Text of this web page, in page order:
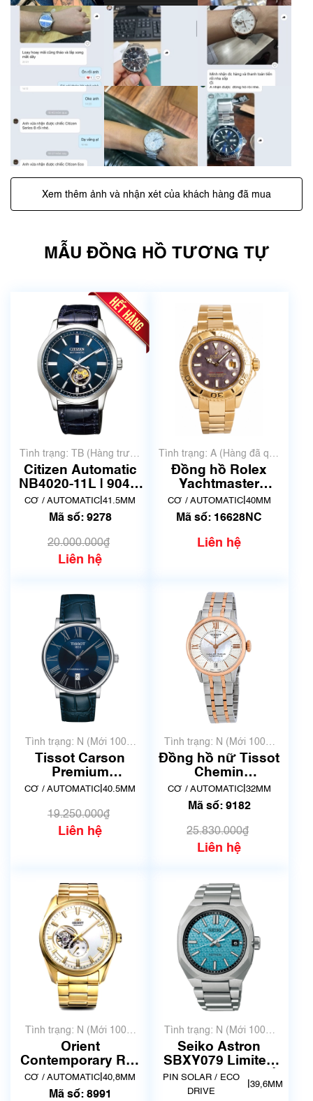
Xem thêm ảnh và nhận xét của khách hàng đã mua
MẪU ĐỒNG HỒ TƯƠNG TỰ
Tình trạng: TB (Hàng trưng
bày, thanh lý)
Citizen Automatic
NB4020-11L | 9040-
S120292 | size
41mm | Mã số 9278
CƠ / AUTOMATIC 41.5MM
Mã số: 9278
20.000.000₫
Liên hệ
Tình trạng: A (Hàng đã qua
sử dụng nhưng rất đẹp,
không có xước)
Đồng hồ Rolex
Yachtmaster
16628NC
CƠ / AUTOMATIC| 40MM
Mã số: 16628NC
Liên hệ
Tình trạng: N (Mới 100%
chưa qua sử dụng)
Tissot Carson
Premium
Powermatic 80
| New
CƠ / AUTOMATIC 40.5MM
19.250.000₫
Liên hệ
Tình trạng: N (Mới 100%
chưa qua sử dụng)
Đồng hồ nữ Tissot
Chemin
DeTourelles
Powermatic 80
| Mã số 9182
CƠ / AUTOMATIC| 32MM
Mã số: 9182
25.830.000₫
Liên hệ
Tình trạng: N (Mới 100%
chưa qua sử dụng)
Orient
Contemporary RN-
AR0007S | F6S2-
UAA0 | Mã số 8991
CƠ / AUTOMATIC 40,8MM
Mã số: 8991
Tình trạng: N (Mới 100%
chưa qua sử dụng)
Seiko Astron
SBXY079 Limited
600 | Hàng đang về
PIN SOLAR / ECO
DRIVE
39,6MM